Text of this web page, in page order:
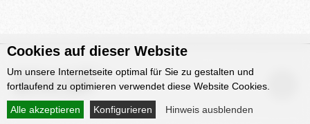
Cookies auf dieser Website
Um unsere Internetseite optimal für Sie zu gestalten und
fortlaufend zu optimieren verwendet diese Website Cookies.
Alle akzeptieren Konfigurieren Hinweis ausblenden